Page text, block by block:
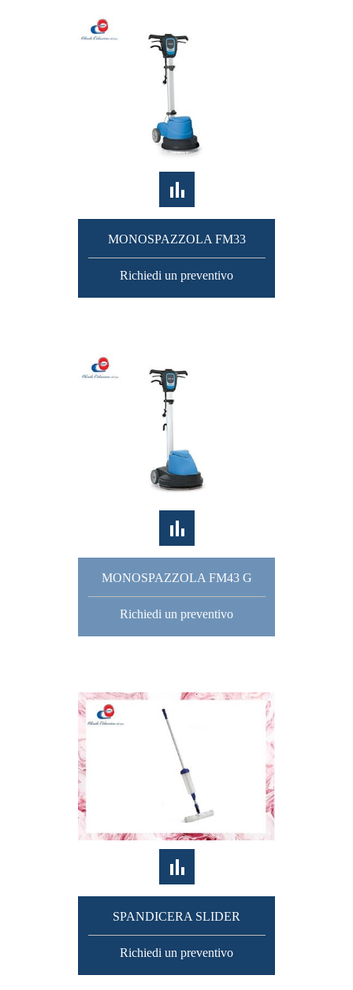
MONOSPAZZOLA FM33
Richiedi un preventivo
MONOSPAZZOLA FM43 G
Richiedi un preventivo
SPANDICERA SLIDER
Richiedi un preventivo